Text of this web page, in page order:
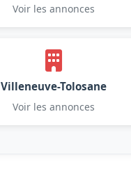
Voir les annonces
Villeneuve-Tolosane
Voir les annonces